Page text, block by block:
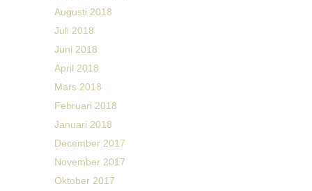
Augusti 2018
Juli 2018
Juni 2018
April 2018
Mars 2018
Februari 2018
Januari 2018
December 2017
November 2017
Oktober 2017